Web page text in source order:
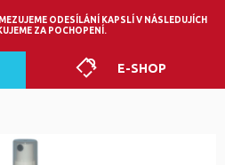
ODESÍLÁNÍ KAPSLÍ V NÁSLEDUJÍCH
ZA POCHOPENÍ.
0
E-SHOP